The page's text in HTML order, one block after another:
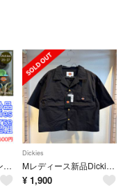
【ディッキーズ＆コンバース】おまとめ12足組
Dickies
Mレディース新品Dickiesディッキーズオープンカラークロップドシャツ半袖ワークシャツブラウスコットンダンプ綿100％
¥ 1,900